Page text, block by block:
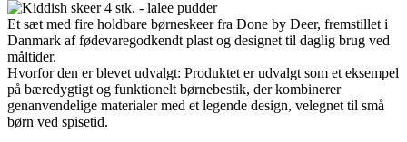
Et sæt med fire holdbare børneskeer fra Done by Deer, fremstillet i
Danmark af fødevaregodkendt plast og designet til daglig brug ved
måltider.
Hvorfor den er blevet udvalgt: Produktet er udvalgt som et eksempel
på bæredygtigt og funktionelt børnebestik, der kombinerer
genanvendelige materialer med et legende design, velegnet til små
børn ved spisetid.